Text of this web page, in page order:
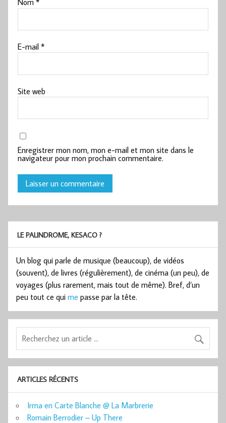
Nom*
E-mail*
Site web
Enregistrer mon nom, mon e-mail et mon site dans le
navigateur pour mon prochain commentaire.
LE PALINDROME, KESACO ?
Un blog qui parle de musique (beaucoup), de vidéos
(souvent), de livres (régulièrement), de cinéma (un peu), de
voyages (plus rarement, mais tout de même). Bref, d’un
peu tout ce qui me passe par la tête.
ARTICLES RÉCENTS
Irma en Carte Blanche @ La Marbrerie
Romain Berrodier – Up There